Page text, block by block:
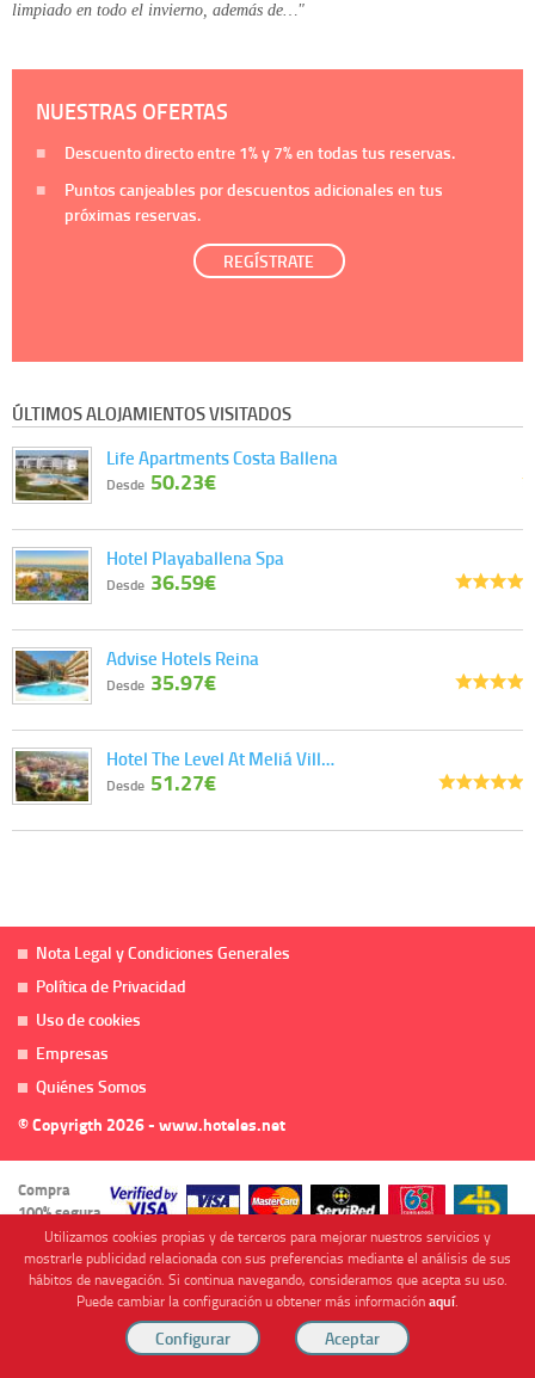
limpiado en todo el invierno, además de…"
NUESTRAS OFERTAS
Descuento directo entre 1%y 7%en todas tus reservas.
Puntos canjeables por descuentos adicionales en tus
próximas reservas.
REGÍSTRATE
ÚLTIMOS ALOJAMIENTOS VISITADOS
Life Apartments Costa Ballena
Desde 50.23€
Hotel Playaballena Spa
Desde 36.59€
Advise Hotels Reina
Desde 35.97€
Hotel The Level At Meliá Vill…
Desde 51.27€
Nota Legal y Condiciones Generales
Política de Privacidad
Uso de cookies
Empresas
Quiénes Somos
© Copyrigth 2026 - www.hoteles.net
Compra
100% segura
Cofinanciado por
Utilizamos cookies propias y de terceros para mejorar nuestros servicios y
mostrarle publicidad relacionada con sus preferencias mediante el análisis de sus
hábitos de navegación. Si continua navegando, consideramos que acepta su uso.
Puede cambiar la configuración u obtener más informaciónaquí.